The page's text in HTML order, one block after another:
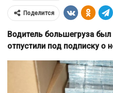
Поделится
Водитель большегруза
отпустили под подписку о